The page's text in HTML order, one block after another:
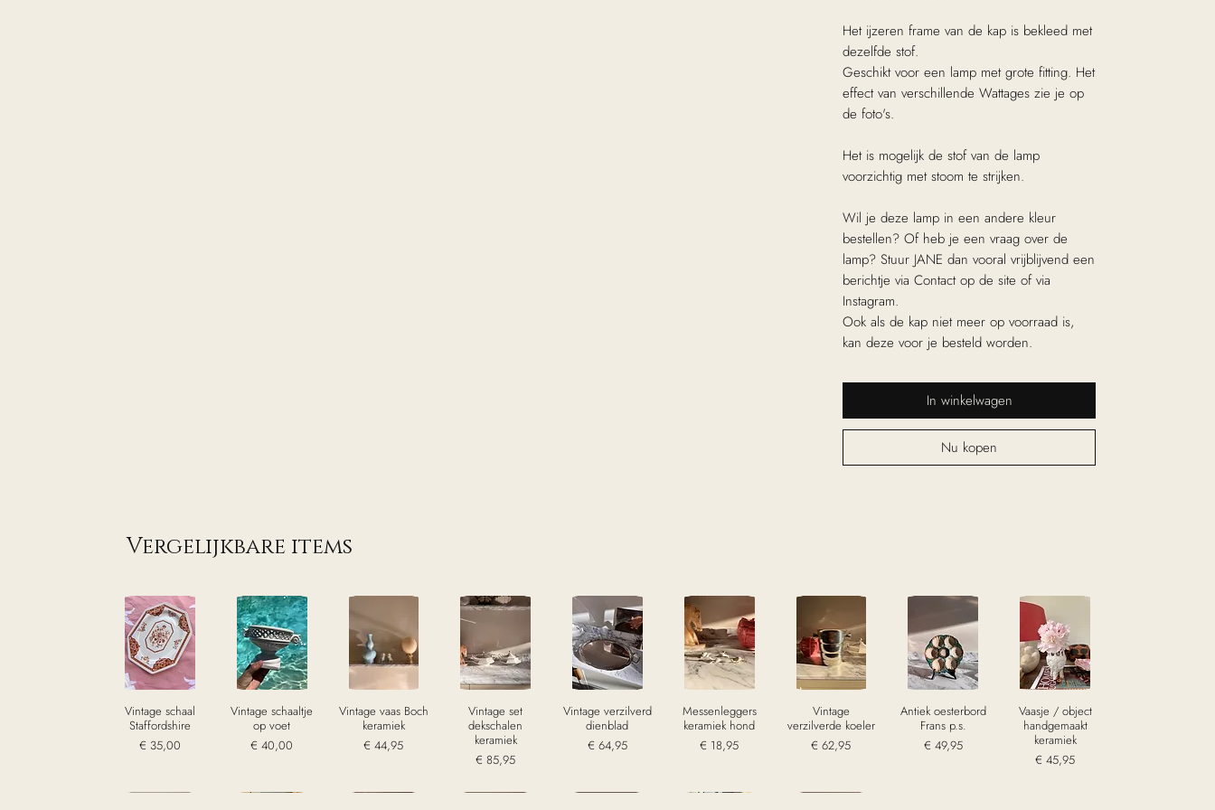
Het ijzeren frame van de kap is bekleed met
dezelfde stof.
Geschikt voor een lamp met grote fitting. Het
effect van verschillende Wattages zie je op
de foto's.
Het is mogelijk de stof van de lamp
voorzichtig met stoom te strijken.
Wil je deze lamp in een andere kleur
bestellen? Of heb je een vraag over de
lamp? Stuur JANE dan vooral vrijblijvend een
berichtje via Contact op de site of via
Instagram.
Ook als de kap niet meer op voorraad is,
kan deze voor je besteld worden.
In winkelwagen
Nu kopen
Vergelijkbare items
Vintage schaal
Staffordshire
Prijs
€ 35,00
Vintage schaaltje
op voet
Prijs
€ 40,00
Vintage vaas Boch
keramiek
Prijs
€ 44,95
Vintage set
dekschalen
keramiek
Prijs
€ 85,95
Vintage verzilverd
dienblad
Prijs
€ 64,95
Messenleggers
keramiek hond
Prijs
€ 18,95
Vintage
verzilverde koeler
Prijs
€ 62,95
Antiek oesterbord
Frans p.s.
Prijs
€ 49,95
Vaasje / object
handgemaakt
keramiek
Prijs
€ 45,95